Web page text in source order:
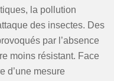
la pollution
des insectes. Des
par l’absence
moins résistant. Face
d’une mesure